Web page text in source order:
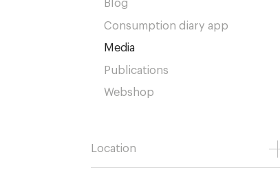
Blog
Consumption diary app
Media
Publications
Webshop
Location